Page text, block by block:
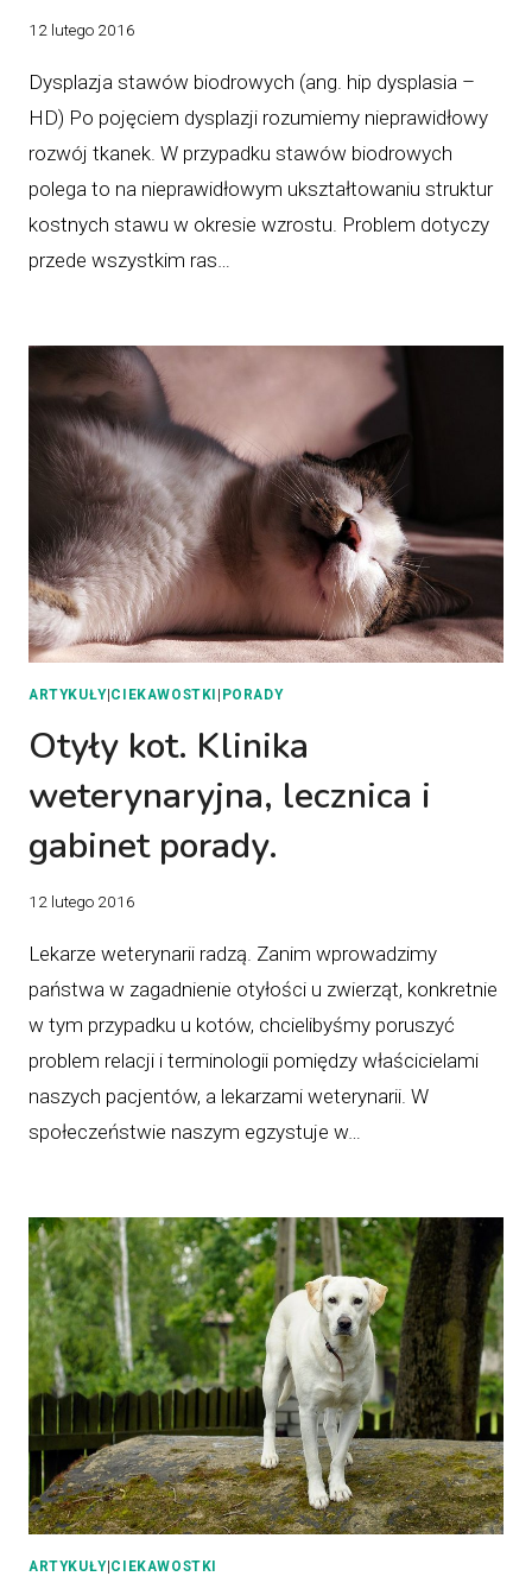
12 lutego 2016
Dysplazja stawów biodrowych (ang. hip dysplasia –
HD) Po pojęciem dysplazji rozumiemy nieprawidłowy
rozwój tkanek. W przypadku stawów biodrowych
polega to na nieprawidłowym ukształtowaniu struktur
kostnych stawu w okresie wzrostu. Problem dotyczy
przede wszystkim ras…
ARTYKUŁY|CIEKAWOSTKI | PORADY
Otyły kot. Klinika
weterynaryjna, lecznica i
gabinet porady.
12 lutego 2016
Lekarze weterynarii radzą. Zanim wprowadzimy
państwa w zagadnienie otyłości u zwierząt, konkretnie
w tym przypadku u kotów, chcielibyśmy poruszyć
problem relacji i terminologii pomiędzy właścicielami
naszych pacjentów, a lekarzami weterynarii. W
społeczeństwie naszym egzystuje w…
ARTYKUŁY|CIEKAWOSTKI